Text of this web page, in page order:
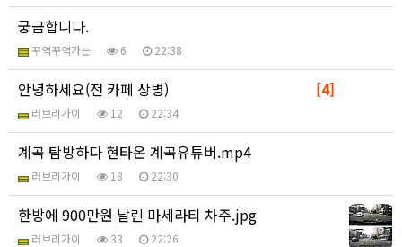
궁금합니다.
꾸역꾸역가는 6 22:38
[4]
안녕하세요(전 카페 상병)
러브리가이 12 22:34
계곡 탐방하다 현타온 계곡유튜버.mp4
러브리가이 18 22:30
한방에 900만원 날린 마세라티 차주.jpg
러브리가이 33 22:26